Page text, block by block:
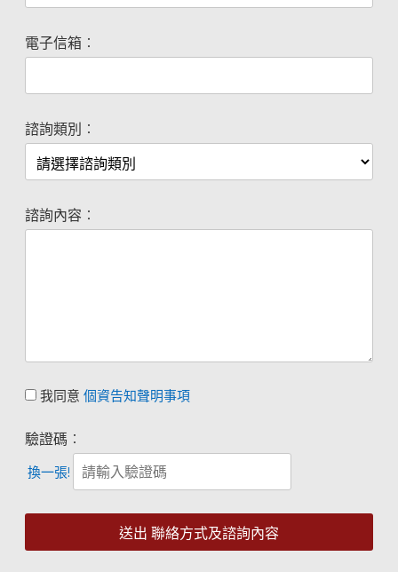
電子信箱︰
諮詢類別︰
諮詢內容︰
我同意 個資告知聲明事項
驗證碼︰
換一張!